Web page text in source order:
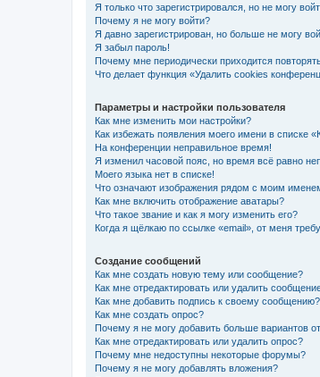
Я только что зарегистрировался, но не могу
Почему я не могу войти?
Я давно зарегистрирован, но больше не могу
Я забыл пароль!
Почему мне периодически приходится
Что делает функция «Удалить cookies
Параметры и настройки пользователя
Как мне изменить мои настройки?
Как избежать появления моего имени в списке
На конференции неправильное время!
Я изменил часовой пояс, но время всё равно
Моего языка нет в списке!
Что означают изображения рядом с моим
Как мне включить отображение аватары?
Что такое звание и как я могу изменить его?
Когда я щёлкаю по ссылке «email», от меня
Создание сообщений
Как мне создать новую тему или сообщение?
Как мне отредактировать или удалить
Как мне добавить подпись к своему сообщению?
Как мне создать опрос?
Почему я не могу добавить больше вариантов
Как мне отредактировать или удалить опрос?
Почему мне недоступны некоторые форумы?
Почему я не могу добавлять вложения?